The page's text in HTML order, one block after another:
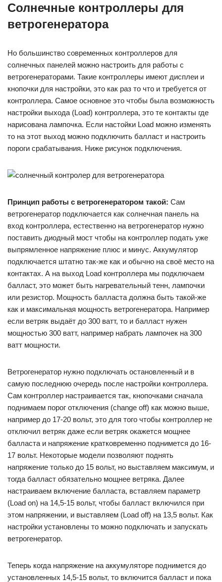
Солнечные контроллеры для
ветрогенератора
Но большинство современных контроллеров для
солнечных панелей можно настроить для работы с
ветрогенераторами. Такие контроллеры имеют дисплеи и
кнопочки для настройки, это как раз то что и требуется от
контроллера. Самое основное это чтобы была возможность
настройки выхода (Load) контроллера, это те контакты где
нарисована лампочка. Если настойки Load можно изменять
то на этот выход можно подключить балласт и настроить
пороги срабатывания. Ниже рисунок подключения.
Принцип работы с ветрогенератором такой: Сам
ветрогенератор подключается как солнечная панель на
вход контроллера, естественно на ветрогенератор нужно
поставить диодный мост чтобы на контроллер подать уже
выпрямленное напряжение плюс и минус. Аккумулятор
подключается штатно так-же как и обычно на своё место на
контактах. А на выход Load контроллера мы подключаем
балласт, это может быть нагревательный тенн, лампочки
или резистор. Мощность балласта должна быть такой-же
как и максимальная мощность ветрогенератора. Например
если ветряк выдаёт до 300 ватт, то и балласт нужен
мощностью 300 ватт, например набрать лампочек на 300
ватт мощности.
Ветрогенератор нужно подключать остановленный и в
самую последнюю очередь после настройки контроллера.
Сам контроллер настраивается так, кнопочками сначала
поднимаем порог отключения (change off) как можно выше,
например до 17-20 вольт, это для того чтобы контроллер не
отключил ветряк даже если ветряк окажется мощнее
балласта и напряжение кратковременно поднимется до 16-
17 вольт. Некоторые модели позволяют поднять
напряжение только до 15 вольт, но выставляем максимум, и
тогда балласт обязательно мощнее ветряка. Далее
настраиваем включение балласта, вставляем параметр
(Load on) на 14,5-15 вольт, чтобы балласт включился при
этом напряжении, и выставляем (Load off) на 13,5 вольт. Как
настройки установлены то можно подключать и запускать
ветрогенератор.
Теперь когда напряжение на аккумуляторе поднимется до
установленных 14,5-15 вольт, то включится балласт и пока